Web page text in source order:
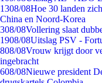
1308/08Hoe 30 landen
China en Noord-Korea
308/08Vollering slaat
1908/08Uitslag PSV -
808/08Vrouw krijgt door
ingebracht
608/08Nieuwe president